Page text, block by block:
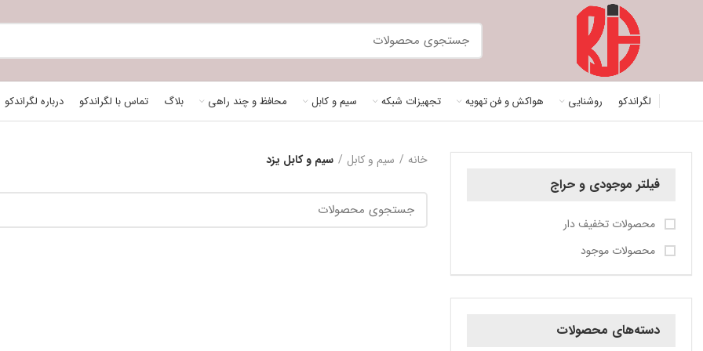
لگراندکو روشنایی هواکش و فن تهویه تجهیزات شبکه سیم و کابل محافظ و چند راهی بلاگ تماس با لگراندکو درباره لگراندکو
فیلتر موجودی و حراج
محصولات تخفیف دار
محصولات موجود
دسته‌های محصولات
خانه سیم و کابل سیم و کابل یزد